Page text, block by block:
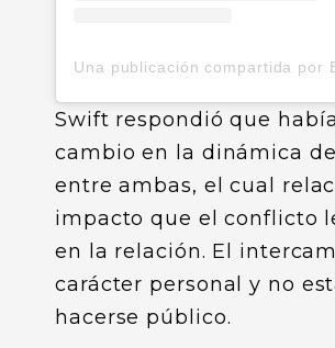
Swift respondió que
cambio en la dinámica
entre ambas, el cual
impacto que el conflicto
en la relación. El
carácter personal y no
hacerse público.